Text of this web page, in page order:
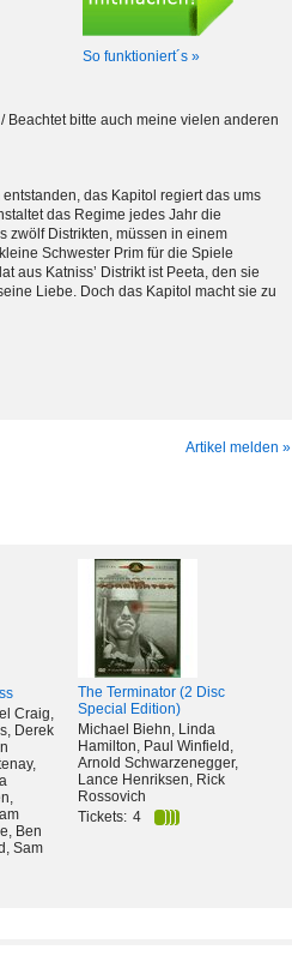
So funktioniert´s »
Beachtet bitte auch meine vielen anderen
das Kapitol regiert das ums
das Regime jedes Jahr die
zwölf Distrikten, müssen in einem
Schwester Prim für die Spiele
aus Katniss’ Distrikt ist Peeta, den sie
Liebe. Doch das Kapitol macht sie zu
Artikel melden »
Craig,
Derek
Ben
Sam
The Terminator (2 Disc
Special Edition)
Michael Biehn, Linda
Hamilton, Paul Winfield,
Arnold Schwarzenegger,
Lance Henriksen, Rick
Rossovich
Tickets: 4